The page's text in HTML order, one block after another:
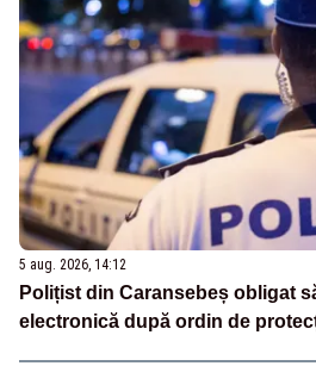
5 aug. 2026, 14:12
Polițist din Caransebeș obligat
electronică după ordin de